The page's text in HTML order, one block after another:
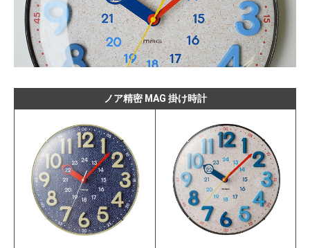
ノア精密 MAG 掛け時計